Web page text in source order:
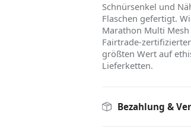
Schnürsenkel und
Flaschen gefertigt.
Marathon Multi
Fairtrade-
größten Wert auf
Lieferketten.
Bezahlung &